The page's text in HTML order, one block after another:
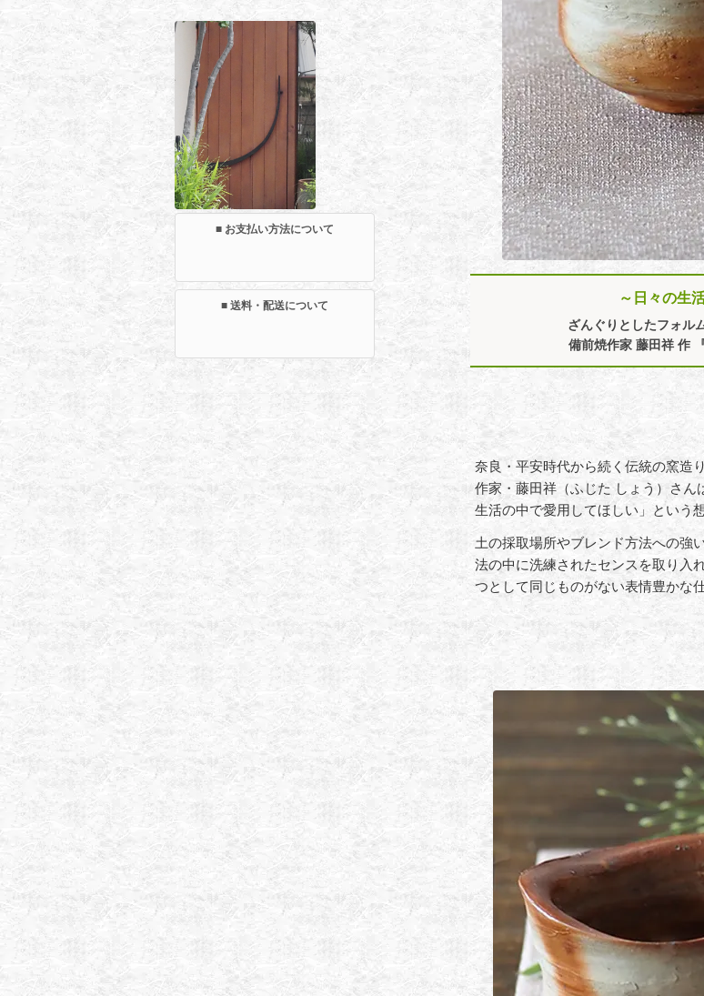
～日々の生
ざんぐりとしたフォル
備前焼作家 藤田祥 作
奈良・平安時代から続く伝統の窯造
作家・藤田祥（ふじた しょう）さ
生活の中で愛用してほしい」という
土の採取場所やブレンド方法への強
法の中に洗練されたセンスを取り入
つとして同じものがない表情豊かな
■ お支払い方法について
■ 送料・配送について